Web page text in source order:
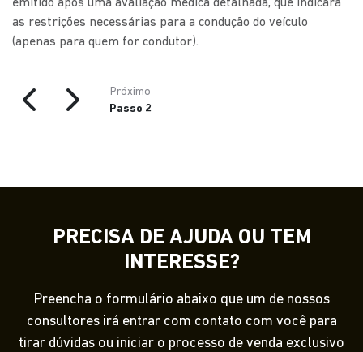
emitido após uma avaliação médica detalhada, que indicará
as restrições necessárias para a condução do veículo
(apenas para quem for condutor).
Próximo
Passo 2
PRECISA DE AJUDA OU TEM
INTERESSE?
Preencha o formulário abaixo que um de nossos
consultores irá entrar com contato com você para
tirar dúvidas ou iniciar o processo de venda exclusivo